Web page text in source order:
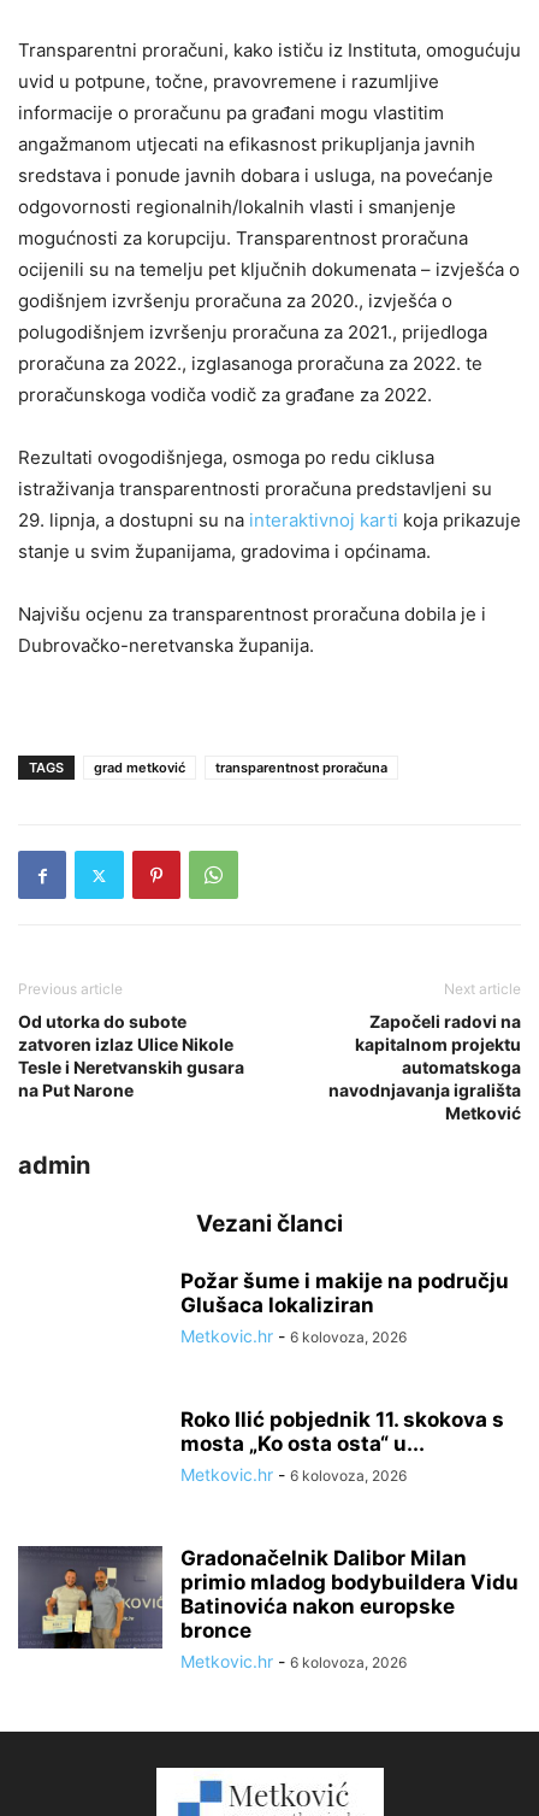
Transparentni proračuni, kako ističu iz Instituta, omogućuju
uvid u potpune, točne, pravovremene i razumljive
informacije o proračunu pa građani mogu vlastitim
angažmanom utjecati na efikasnost prikupljanja javnih
sredstava i ponude javnih dobara i usluga, na povećanje
odgovornosti regionalnih/lokalnih vlasti i smanjenje
mogućnosti za korupciju. Transparentnost proračuna
ocijenili su na temelju pet ključnih dokumenata – izvješća o
godišnjem izvršenju proračuna za 2020., izvješća o
polugodišnjem izvršenju proračuna za 2021., prijedloga
proračuna za 2022., izglasanoga proračuna za 2022. te
proračunskoga vodiča vodič za građane za 2022.
Rezultati ovogodišnjega, osmoga po redu ciklusa
istraživanja transparentnosti proračuna predstavljeni su
29. lipnja, a dostupni su na interaktivnoj karti koja prikazuje
stanje u svim županijama, gradovima i općinama.
Najvišu ocjenu za transparentnost proračuna dobila je i
Dubrovačko-neretvanska županija.
TAGS grad metković transparentnost proračuna
Previous article
Od utorka do subote
zatvoren izlaz Ulice Nikole
Tesle i Neretvanskih gusara
na Put Narone
Next article
Započeli radovi na
kapitalnom projektu
automatskoga
navodnjavanja igrališta
Metković
admin
Vezani članci
Požar šume i makije na području
Glušaca lokaliziran
Metkovic.hr - 6 kolovoza, 2026
Roko Ilić pobjednik 11. skokova s
mosta „Ko osta osta“ u...
Metkovic.hr - 6 kolovoza, 2026
Gradonačelnik Dalibor Milan
primio mladog bodybuildera Vidu
Batinovića nakon europske
bronce
Metkovic.hr - 6 kolovoza, 2026